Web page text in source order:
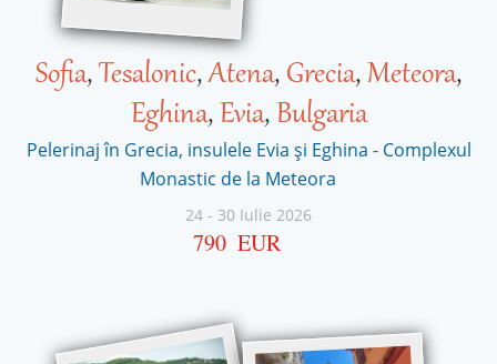
Sofia,Tesalonic,Atena, Grecia,Meteora,
Eghina,Evia,Bulgaria
Pelerinaj în Grecia, insulele Evia și Eghina - Complexul
Monastic de la Meteora
24 - 30 Iulie 2026
790 EUR